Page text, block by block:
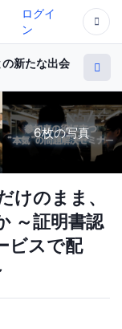
ログイ
ン
新たな出会
6枚の写真
けのまま、
～証明書認
ビスで配